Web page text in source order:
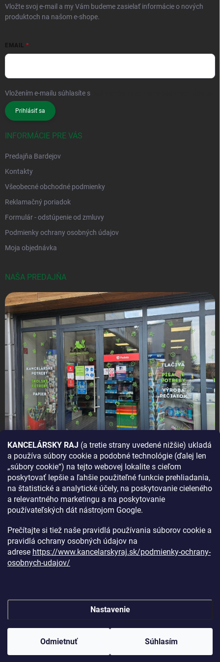
KANCELÁRSKY RAJ (a tretie strany uvedené nižšie) ukladá
a používa súbory cookie a podobné technológie (ďalej len
„súbory cookie“) na tejto webovej lokalite s cieľom
poskytovať lepšie a ľahšie použiteľné funkcie prehliadania,
na štatistické a analytické účely, na poskytovanie cieleného
a relevantného marketingu a na poskytovanie
používateľských dát nástrojom Google.
Prečítajte si tiež naše pravidlá používania súborov cookie a
pravidlá ochrany osobných údajov na
adrese https://www.kancelarskyraj.sk/podmienky-ochrany-
osobnych-udajov/
Nastavenie
Odmietnuť Súhlasím
Vložte svoj e-mail a my Vám budeme zasielať informácie o nových
produktoch na našom e-shope.
EMAIL
Vložením e-mailu súhlasíte s
Prihlásiť sa
INFORMÁCIE PRE VÁS
Predajňa Bardejov
Kontakty
Všeobecné obchodné podmienky
Reklamačný poriadok
Formulár - odstúpenie od zmluvy
Podmienky ochrany osobných údajov
Moja objednávka
NAŠA PREDAJŇA
AKO SA K NÁM DOSTANETE?
Vytvoril Shoptet
Copyright 2026Kancelársky raj. Všetky práva vyhradené.Upraviť